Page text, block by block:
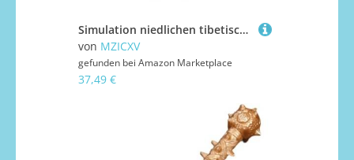
Simulation niedlichen tibetischen Mastiff Plüschtier Welpen Stoffpuppe Jungen und Mädchen Kindergeschenke Home Ornamente
von MZICXV
gefunden bei Amazon Marketplace
37,49 €